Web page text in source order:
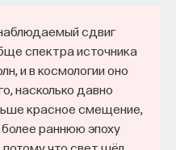
сдвиг
спектра источника
и в космологии оно
насколько давно
красное смещение,
раннюю эпоху
сфере;
деятельности;
опыта